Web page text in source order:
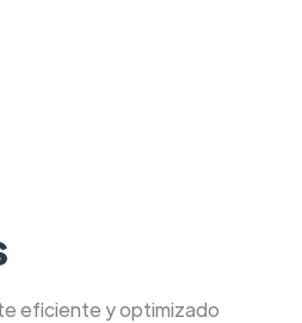
eficiente y optimizado